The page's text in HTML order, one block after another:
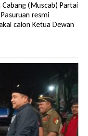
Cabang (Muscab) Partai
resmi
calon Ketua Dewan